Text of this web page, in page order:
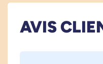
AVIS